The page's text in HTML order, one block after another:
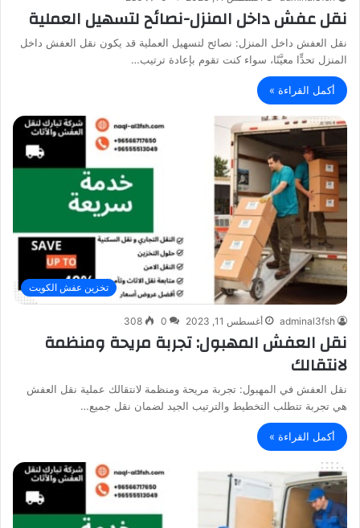
نقل عفش داخل المنزل-نصائح لتسهيل العملية
نقل العفش داخل المنزل: نصائح لتسهيل العملية قد يكون نقل العفش داخل
المنزل تحدٍّا معيَّنًا، سواء كنت تقوم بإعادة ترتيب…
أكمل القراءة »
تخزين عفش الكويت
adminal3fsh أغسطس 11, 2023 0
308
نقل العفش المهبول: تجربة مريحة ومنظمة
لانتقالك
نقل العفش في المهبول: تجربة مريحة ومنظمة لانتقالك عملية نقل العفش
هي تجربة تتطلب التخطيط والترتيب الجيد لضمان نقل جميع…
أكمل القراءة »